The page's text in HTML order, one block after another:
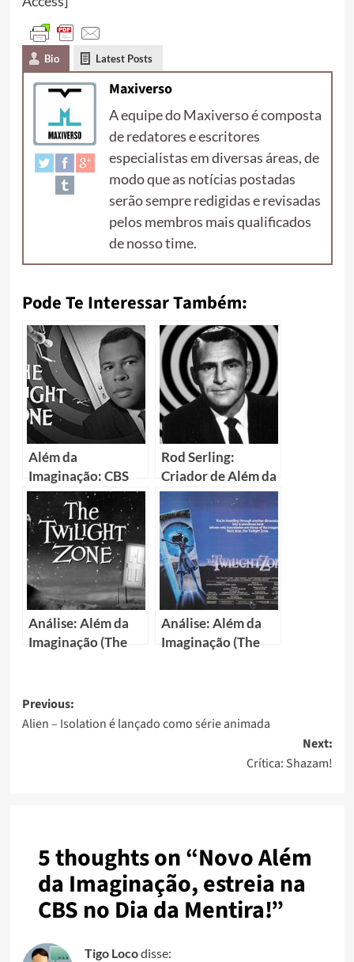
Bio Latest Posts
Maxiverso
A equipe do Maxiverso é composta
de redatores e escritores
especialistas em diversas áreas, de
modo que as notícias postadas
serão sempre redigidas e revisadas
pelos membros mais qualificados
de nosso time.
Pode Te Interessar Também:
Além da
Imaginação: CBS
prepara nova série
com diretor de
Corra!
Rod Serling:
Criador de Além da
Imaginação terá
cinebio pelo
diretor de Donnie
Darko
Análise: Além da
Imaginação (The
Análise: Além da
Imaginação (The
Previous:
Alien – Isolation é lançado como série animada
Next:
Crítica: Shazam!
5 thoughts on “Novo Além
da Imaginação, estreia na
CBS no Dia da Mentira!”
Tigo Locodisse: